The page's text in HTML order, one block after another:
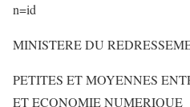
n=id
MINISTERE DU
PETITES ET MOYENNES
ET ECONOMIE NUMERIQUE